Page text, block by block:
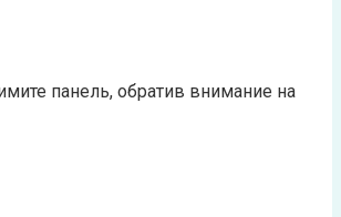
панель, обратив внимание на